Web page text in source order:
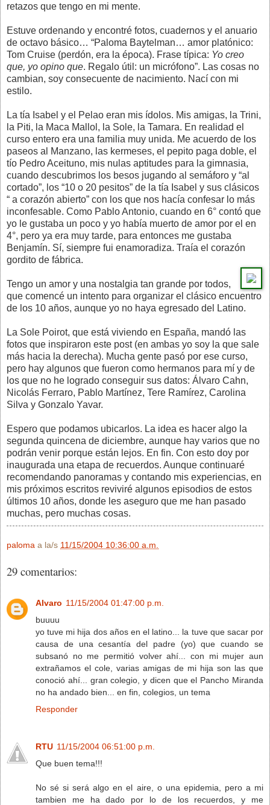
retazos que tengo en mi mente.
Estuve ordenando y encontré fotos, cuadernos y el anuario
de octavo básico… “Paloma Baytelman… amor platónico:
Tom Cruise (perdón, era la época). Frase típica: Yo creo
que, yo opino que. Regalo útil: un micrófono”. Las cosas no
cambian, soy consecuente de nacimiento. Nací con mi
estilo.
La tía Isabel y el Pelao eran mis ídolos. Mis amigas, la Trini,
la Piti, la Maca Mallol, la Sole, la Tamara. En realidad el
curso entero era una familia muy unida. Me acuerdo de los
paseos al Manzano, las kermeses, el pepito paga doble, el
tío Pedro Aceituno, mis nulas aptitudes para la gimnasia,
cuando descubrimos los besos jugando al semáforo y “al
cortado”, los “10 o 20 pesitos” de la tía Isabel y sus clásicos
“ a corazón abierto” con los que nos hacía confesar lo más
inconfesable. Como Pablo Antonio, cuando en 6° contó que
yo le gustaba un poco y yo había muerto de amor por el en
4°, pero ya era muy tarde, para entonces me gustaba
Benjamín. Sí, siempre fui enamoradiza. Traía el corazón
gordito de fábrica.
Tengo un amor y una nostalgia tan grande por todos,
que comencé un intento para organizar el clásico encuentro
de los 10 años, aunque yo no haya egresado del Latino.
La Sole Poirot, que está viviendo en España, mandó las
fotos que inspiraron este post (en ambas yo soy la que sale
más hacia la derecha). Mucha gente pasó por ese curso,
pero hay algunos que fueron como hermanos para mí y de
los que no he logrado conseguir sus datos: Álvaro Cahn,
Nicolás Ferraro, Pablo Martínez, Tere Ramírez, Carolina
Silva y Gonzalo Yavar.
Espero que podamos ubicarlos. La idea es hacer algo la
segunda quincena de diciembre, aunque hay varios que no
podrán venir porque están lejos. En fin. Con esto doy por
inaugurada una etapa de recuerdos. Aunque continuaré
recomendando panoramas y contando mis experiencias, en
mis próximos escritos reviviré algunos episodios de estos
últimos 10 años, donde les aseguro que me han pasado
muchas, pero muchas cosas.
paloma a la/s 11/15/2004 10:36:00 a.m.
29 comentarios:
Alvaro 11/15/2004 01:47:00 p.m.
buuuu
yo tuve mi hija dos años en el latino... la tuve que sacar por
causa de una cesantía del padre (yo) que cuando se
subsanó no me permitió volver ahí... con mi mujer aun
extrañamos el cole, varias amigas de mi hija son las que
conoció ahí... gran colegio, y dicen que el Pancho Miranda
no ha andado bien... en fin, colegios, un tema
Responder
RTU 11/15/2004 06:51:00 p.m.
Que buen tema!!!
No sé si será algo en el aire, o una epidemia, pero a mi
tambien me ha dado por lo de los recuerdos, y me